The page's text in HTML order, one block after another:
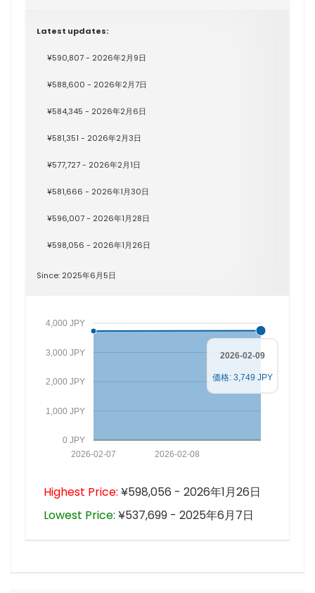
Latest updates:
¥590,807 - 2026年2月9日
¥588,600 - 2026年2月7日
¥584,345 - 2026年2月6日
¥581,351 - 2026年2月3日
¥577,727 - 2026年2月1日
¥581,666 - 2026年1月30日
¥596,007 - 2026年1月28日
¥598,056 - 2026年1月26日
Since: 2025年6月5日
0 JPY
1,000 JPY
2,000 JPY
3,000 JPY
4,000 JPY
2026-02-08
2026-02-07
2026-02-09
価格: 3,749 JPY
Highest Price: ¥598,056 - 2026年1月26日
Lowest Price: ¥537,699 - 2025年6月7日